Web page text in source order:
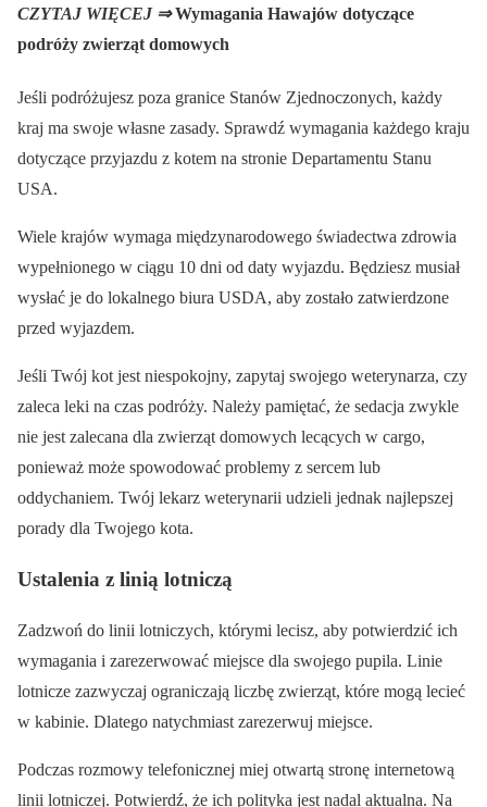
CZYTAJ WIĘCEJ ⇒Wymagania Hawajów dotyczące
podróży zwierząt domowych
Jeśli podróżujesz poza granice Stanów Zjednoczonych, każdy
kraj ma swoje własne zasady. Sprawdź wymagania każdego kraju
dotyczące przyjazdu z kotem na stronie Departamentu Stanu
USA.
Wiele krajów wymaga międzynarodowego świadectwa zdrowia
wypełnionego w ciągu 10 dni od daty wyjazdu. Będziesz musiał
wysłać je do lokalnego biura USDA, aby zostało zatwierdzone
przed wyjazdem.
Jeśli Twój kot jest niespokojny, zapytaj swojego weterynarza, czy
zaleca leki na czas podróży. Należy pamiętać, że sedacja zwykle
nie jest zalecana dla zwierząt domowych lecących w cargo,
ponieważ może spowodować problemy z sercem lub
oddychaniem. Twój lekarz weterynarii udzieli jednak najlepszej
porady dla Twojego kota.
Ustalenia z linią lotniczą
Zadzwoń do linii lotniczych, którymi lecisz, aby potwierdzić ich
wymagania i zarezerwować miejsce dla swojego pupila. Linie
lotnicze zazwyczaj ograniczają liczbę zwierząt, które mogą lecieć
w kabinie. Dlatego natychmiast zarezerwuj miejsce.
Podczas rozmowy telefonicznej miej otwartą stronę internetową
linii lotniczej. Potwierdź, że ich polityka jest nadal aktualna. Na